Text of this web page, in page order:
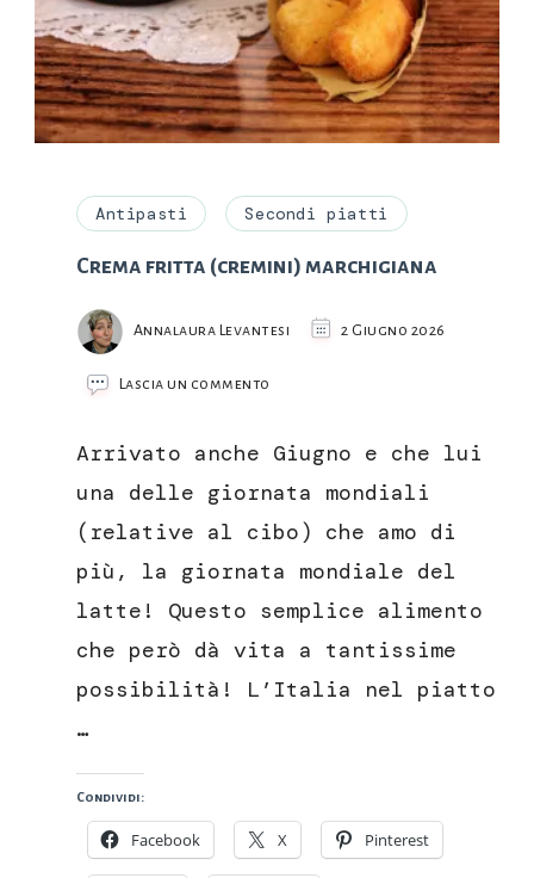
Antipasti Secondi piatti
Crema fritta (cremini) marchigiana
Annalaura Levantesi 2 Giugno 2026
Lascia un commento
(cremini)
marchigiana
Arrivato anche Giugno e che lui
una delle giornata mondiali
(relative al cibo) che amo di
più, la giornata mondiale del
latte! Questo semplice alimento
che però dà vita a tantissime
possibilità! L’Italia nel piatto
…
Condividi:
Facebook X Pinterest